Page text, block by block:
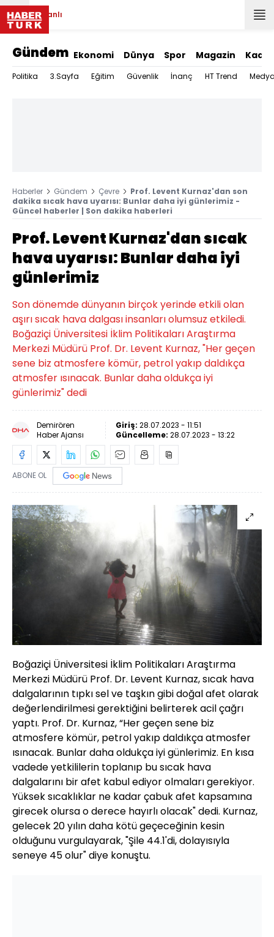
Canlı
Gündem Ekonomi Dünya Spor Magazin Kadın
Politika 3.Sayfa Eğitim Güvenlik İnanç HT Trend
Haberler Gündem Çevre
Prof. Levent Kurnaz'dan son
dakika sıcak hava uyarısı: Bunlar daha iyi günlerimiz -
Güncel haberler | Son dakika haberleri
Prof. Levent Kurnaz'dan sıcak
hava uyarısı: Bunlar daha iyi
günlerimiz
Son dönemde dünyanın birçok yerinde etkili olan
aşırı sıcak hava dalgası insanları olumsuz etkiledi.
Boğaziçi Üniversitesi İklim Politikaları Araştırma
Merkezi Müdürü Prof. Dr. Levent Kurnaz, "Her geçen
sene biz atmosfere kömür, petrol yakıp daldıkça
atmosfer ısınacak. Bunlar daha oldukça iyi
günlerimiz" dedi
Demirören
Haber Ajansı
Giriş: 28.07.2023 - 11:51
Güncelleme: 28.07.2023 - 13:22
ABONE OL
Boğaziçi Üniversitesi İklim Politikaları Araştırma
Merkezi Müdürü Prof. Dr. Levent Kurnaz, sıcak hava
dalgalarının tıpkı sel ve taşkın gibi doğal afet olarak
değerlendirilmesi gerektiğini belirterek acil çağrı
yaptı. Prof. Dr. Kurnaz, “Her geçen sene biz
atmosfere kömür, petrol yakıp daldıkça atmosfer
ısınacak. Bunlar daha oldukça iyi günlerimiz. En kısa
vadede yetkililerin toplanıp bu sıcak hava
dalgalarını bir afet kabul ediyor olmaları gerekiyor.
Yüksek sıcaklıklar ne kadar çabuk afet kapsamına
girecek olursa o derece hayırlı olacak" dedi. Kurnaz,
gelecek 20 yılın daha kötü geçeceğinin kesin
olduğunu vurgulayarak, "Şile 44.1'di, dolayısıyla
seneye 45 olur" diye konuştu.